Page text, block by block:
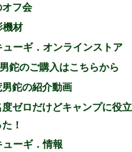
フ会
機材
ーギ．オンラインストア
鉈のご購入はこちらから
男鉈の紹介動画
度ゼロだけどキャンプに役
！
ーギ．情報